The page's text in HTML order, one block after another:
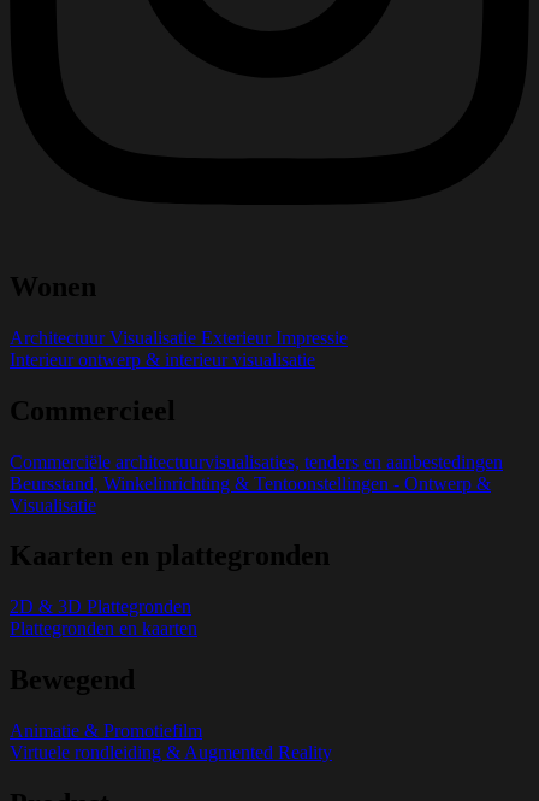
Wonen
Architectuur Visualisatie Exterieur Impressie
Interieur ontwerp & interieur visualisatie
Commercieel
Commerciële architectuurvisualisaties, tenders en aanbestedingen
Beursstand, Winkelinrichting & Tentoonstellingen - Ontwerp &
Visualisatie
Kaarten en plattegronden
2D & 3D Plattegronden
Plattegronden en kaarten
Bewegend
Animatie & Promotiefilm
Virtuele rondleiding & Augmented Reality